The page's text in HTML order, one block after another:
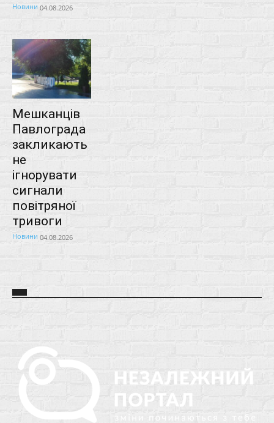
Новини 04.08.2026
Мешканців
Павлограда
закликають
не
ігнорувати
сигнали
повітряної
тривоги
Новини 04.08.2026